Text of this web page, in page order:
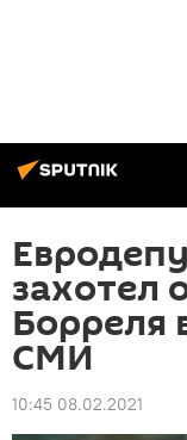
захотел
Борреля
СМИ
10:45 08.02.2021